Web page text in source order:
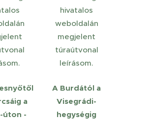
a
úton -
hivatalos
weboldalán
megjelent
túraútvonal
leírásom.
A Burdától a
Visegrádi-
hegységig